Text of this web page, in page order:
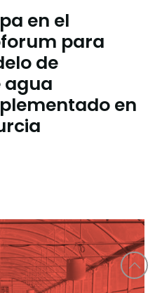
en el
para
de
agua
en